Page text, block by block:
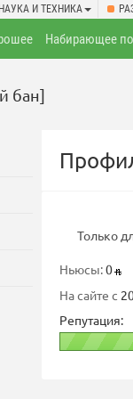
НАУКА И ТЕХНИКА
Набирающее
бан]
Только
Ньюсы:0
На сайте с
Репутация: